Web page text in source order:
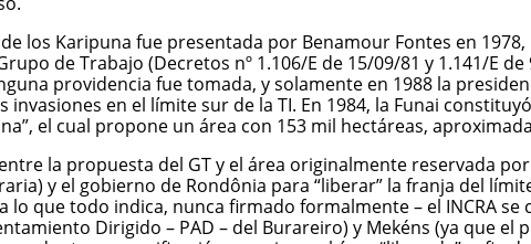
los Karipuna fue presentada por Benamour Fontes en
de Trabajo (Decretos nº 1.106/E de 15/09/81 y 1.141/E
providencia fue tomada, y solamente en 1988 la
en el límite sur de la TI. En 1984, la Funai
el cual propone un área con 153 mil hectáreas,
la propuesta del GT y el área originalmente reservada
y el gobierno de Rondônia para “liberar” la franja del
lo que todo indica, nunca firmado formalmente – el INCRA
Dirigido – PAD – del Burareiro) y Mekéns (ya que